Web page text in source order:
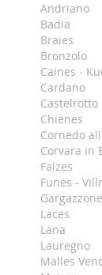
Andriano
Badia
Braies
Bronzolo
Caines -
Cardano
Castelrotto
Chienes
Cornedo
Corvara in
Falzes
Funes -
Gargazzone
Laces
Lana
Lauregno
Malles